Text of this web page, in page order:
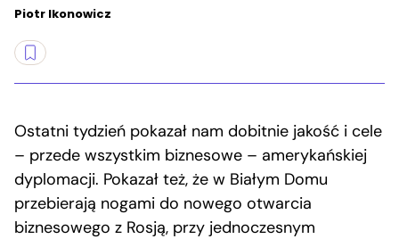
Piotr Ikonowicz
Ostatni tydzień pokazał nam dobitnie jakość i cele
– przede wszystkim biznesowe – amerykańskiej
dyplomacji. Pokazał też, że w Białym Domu
przebierają nogami do nowego otwarcia
biznesowego z Rosją, przy jednoczesnym